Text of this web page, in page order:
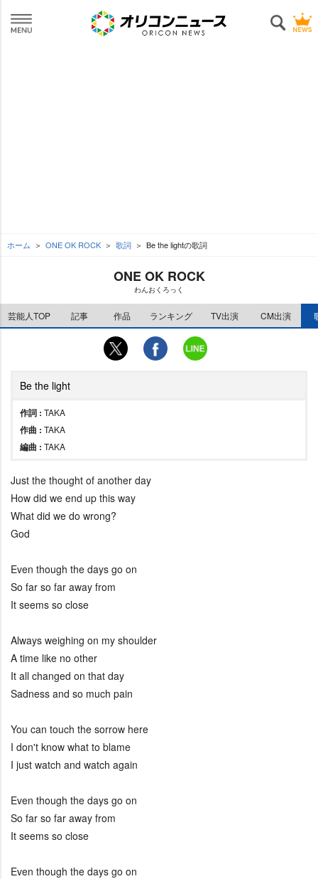
ホーム ONE OK ROCK 歌詞 Be the lightの歌詞
ONE OK ROCK
わんおくろっく
芸能人TOP 記事 作品 ランキング TV出演 CM出演
Be the light
作詞 : TAKA
作曲 : TAKA
編曲 : TAKA
Just the thought of another day
How did we end up this way
What did we do wrong?
God
Even though the days go on
So far so far away from
It seems so close
Always weighing on my shoulder
A time like no other
It all changed on that day
Sadness and so much pain
You can touch the sorrow here
I don't know what to blame
I just watch and watch again
Even though the days go on
So far so far away from
It seems so close
Even though the days go on